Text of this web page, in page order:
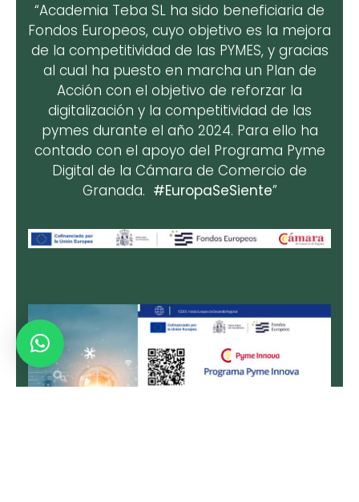
“Academia Teba SL ha sido beneficiaria de
Fondos Europeos, cuyo objetivo es la mejora
de la competitividad de las PYMES, y gracias
al cual ha puesto en marcha un Plan de
Acción con el objetivo de reforzar la
digitalización y la competitividad de las
pymes durante el año 2024. Para ello ha
contado con el apoyo del Programa Pyme
Digital de la Cámara de Comercio de
Granada. #EuropaSeSiente”